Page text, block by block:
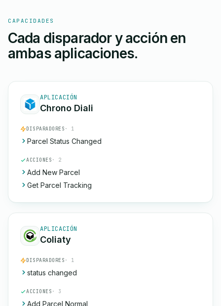
CAPACIDADES
Cada disparador y acción en
ambas aplicaciones.
APLICACIÓN
Chrono Diali
DISPARADORES · 1
Parcel Status Changed
ACCIONES · 2
Add New Parcel
Get Parcel Tracking
APLICACIÓN
Coliaty
DISPARADORES · 1
status changed
ACCIONES · 3
Add Parcel Normal